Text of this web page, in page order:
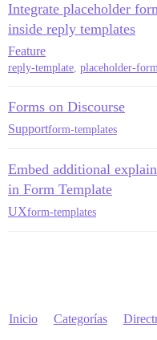
Integrate placeholder
inside reply templates
Feature
reply-template, placeholder-
Forms on Discourse
Supportform-templates
Embed additional
in Form Template
UXform-templates
Inicio Categorías